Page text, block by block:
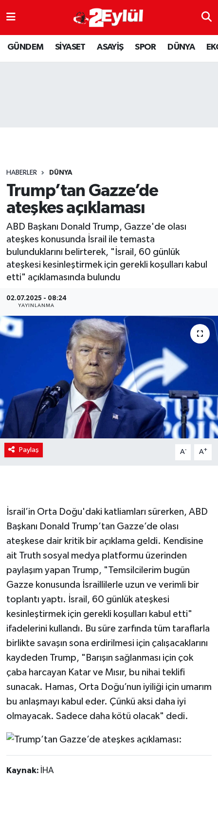
GÜNDEM SİYASET ASAYİŞ SPOR DÜNYA
HABERLER DÜNYA
Trump’tan Gazze’de
ateşkes açıklaması
ABD Başkanı Donald Trump, Gazze'de olası
ateşkes konusunda İsrail ile temasta
bulunduklarını belirterek, "İsrail, 60 günlük
ateşkesi kesinleştirmek için gerekli koşulları kabul
etti" açıklamasında bulundu
02.07.2025 - 08:24
YAYINLANMA
Paylaş A- A+
İsrail’in Orta Doğu'daki katliamları sürerken, ABD
Başkanı Donald Trump’tan Gazze’de olası
ateşkese dair kritik bir açıklama geldi. Kendisine
ait Truth sosyal medya platformu üzerinden
paylaşım yapan Trump, "Temsilcilerim bugün
Gazze konusunda İsraillilerle uzun ve verimli bir
toplantı yaptı. İsrail, 60 günlük ateşkesi
kesinleştirmek için gerekli koşulları kabul etti"
ifadelerini kullandı. Bu süre zarfında tüm taraflarla
birlikte savaşın sona erdirilmesi için çalışacaklarını
kaydeden Trump, "Barışın sağlanması için çok
çaba harcayan Katar ve Mısır, bu nihai teklifi
sunacak. Hamas, Orta Doğu’nun iyiliği için umarım
bu anlaşmayı kabul eder. Çünkü aksi daha iyi
olmayacak. Sadece daha kötü olacak" dedi.
Kaynak: İHA
ASAYİŞ
DÜNYA
SPOR
YAŞAM
Nöbetçi Eczaneler
Hava Durumu
Son Dakika Haberleri
Haber Arşivi